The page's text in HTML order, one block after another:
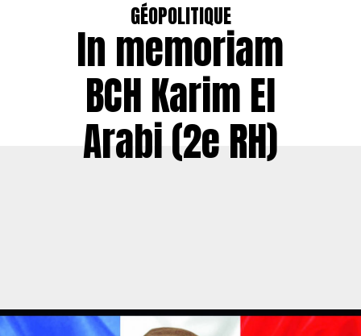
GÉOPOLITIQUE
In memoriam
BCH Karim El
Arabi (2e RH)